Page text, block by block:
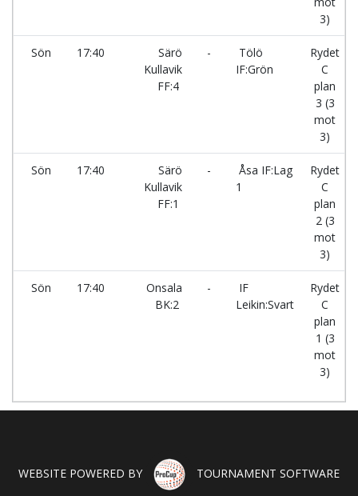
3)
Sön 17:40
Särö
Kullavik
FF:4
-
Tölö
IF:Grön
Rydet
C
plan
3 (3
mot
3)
Sön 17:40
Särö
Kullavik
FF:1
-
Åsa IF:Lag
1
Rydet
C
plan
2 (3
mot
3)
Sön 17:40
Onsala
BK:2
-
IF
Leikin:Svart
Rydet
C
plan
1 (3
mot
3)
WEBSITE POWERED BY TOURNAMENT SOFTWARE